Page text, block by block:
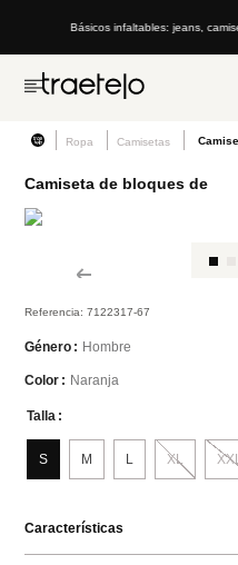
Básicos infaltables: jeans,
Ropa Camisetas
Camiseta de bloques de
Referencia:7122317-67
Género Hombre
Color Naranja
Talla
L
M
S XL XXL
Características